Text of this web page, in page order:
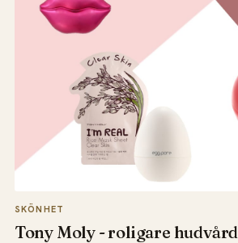
SKÖNHET
Tony Moly - roligare hudvård